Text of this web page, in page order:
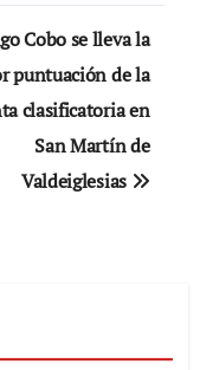
Cobo se lleva la
puntuación de la
clasificatoria en
San Martín de
Valdeiglesias